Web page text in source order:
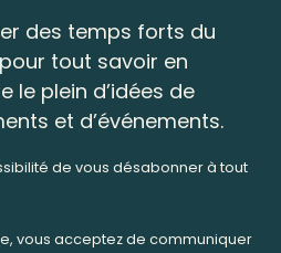
des temps forts du
tout savoir en
le plein d’idées de
et d’événements.
de vous désabonner à tout
vous acceptez de communiquer